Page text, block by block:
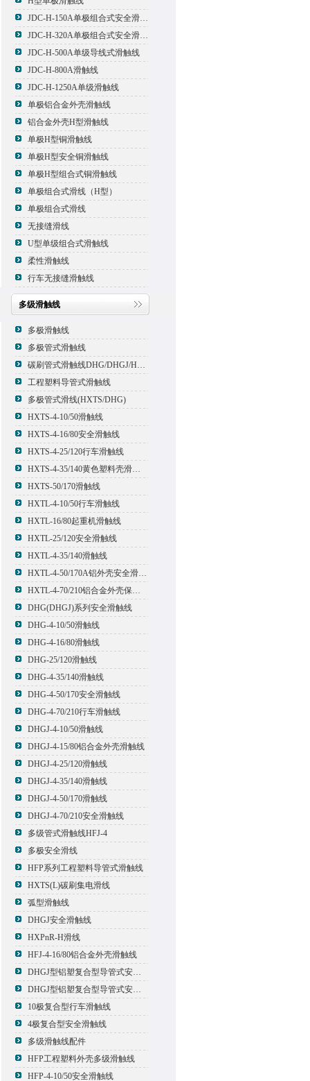
JDC-H-150A单极组合式安全滑触线
JDC-H-320A单极组合式安全滑触线
JDC-H-500A单级导线式滑触线
JDC-H-800A滑触线
JDC-H-1250A单级滑触线
单极铝合金外壳滑触线
铝合金外壳H型滑触线
单极H型铜滑触线
单极H型安全铜滑触线
单极H型组合式铜滑触线
单极组合式滑线（H型）
单极组合式滑线
无接缝滑线
U型单级组合式滑触线
柔性滑触线
行车无接缝滑触线
多级滑触线
多极滑触线
多极管式滑触线
碳刷管式滑触线DHG/DHGJ/HXTL/HXTS-4
工程塑料导管式滑触线
多极管式滑线(HXTS/DHG)
HXTS-4-10/50滑触线
HXTS-4-16/80安全滑触线
HXTS-4-25/120行车滑触线
HXTS-4-35/140黄色塑料壳滑触线
HXTS-50/170滑触线
HXTL-4-10/50行车滑触线
HXTL-16/80起重机滑触线
HXTL-25/120安全滑触线
HXTL-4-35/140滑触线
HXTL-4-50/170A铝外壳安全滑触线
HXTL-4-70/210铝合金外壳保护多极管式滑触线
DHG(DHGJ)系列安全滑触线
DHG-4-10/50滑触线
DHG-4-16/80滑触线
DHG-25/120滑触线
DHG-4-35/140滑触线
DHG-4-50/170安全滑触线
DHG-4-70/210行车滑触线
DHGJ-4-10/50滑触线
DHGJ-4-15/80铝合金外壳滑触线
DHGJ-4-25/120滑触线
DHGJ-4-35/140滑触线
DHGJ-4-50/170滑触线
DHGJ-4-70/210安全滑触线
多级管式滑触线HFJ-4
多极安全滑线
HFP系列工程塑料导管式滑触线
HXTS(L)碳刷集电滑线
弧型滑触线
DHGJ安全滑触线
HXPnR-H滑线
HFJ-4-16/80铝合金外壳滑触线
DHGJ型铝塑复合型导管式安全滑触线
DHGJ型铝塑复合型导管式安全滑触线
10极复合型行车滑触线
4极复合型安全滑触线
多级滑触线配件
HFP工程塑料外壳多级滑触线
HFP-4-10/50安全滑触线